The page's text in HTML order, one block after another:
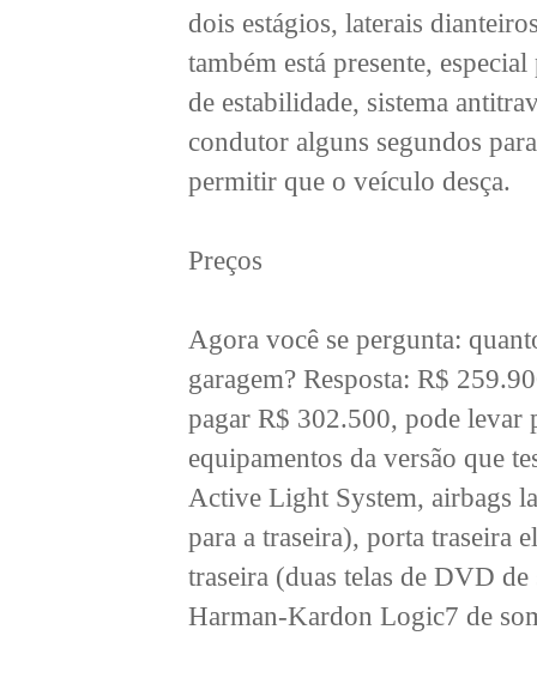
dois estágios, laterais
também está presente,
de estabilidade, sistema
condutor alguns segundos
permitir que o veículo desça.
Preços
Agora você se pergunta:
garagem? Resposta: R$
pagar R$ 302.500, pode levar
equipamentos da versão que
Active Light System, airbags
para a traseira), porta traseira
traseira (duas telas de DVD
Harman-Kardon Logic7 de